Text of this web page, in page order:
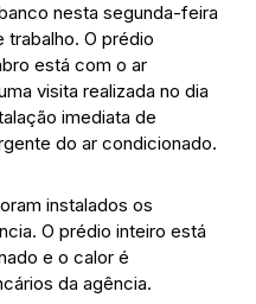
nesta segunda-feira
O prédio
está com o ar
visita realizada no dia
imediata de
do ar condicionado.
instalados os
O prédio inteiro está
e o calor é
da agência.